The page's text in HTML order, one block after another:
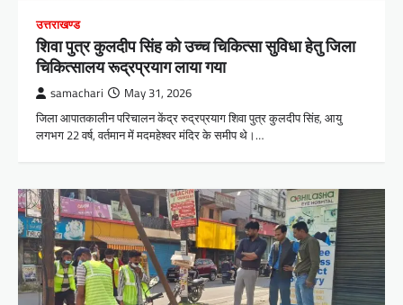
उत्तराखण्ड
शिवा पुत्र कुलदीप सिंह को उच्च चिकित्सा सुविधा हेतु जिला
चिकित्सालय रूद्रप्रयाग लाया गया
samachari May 31, 2026
जिला आपातकालीन परिचालन केंद्र रुद्रप्रयाग शिवा पुत्र कुलदीप सिंह, आयु
लगभग 22 वर्ष, वर्तमान में मदमहेश्वर मंदिर के समीप थे।…